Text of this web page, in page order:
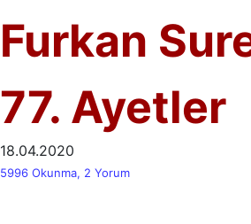
Furkan
77. Ayetler
18.04.2020
5996 Okunma, 2 Yorum